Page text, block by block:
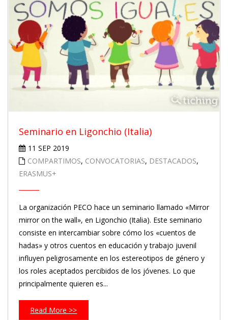
Seminario en Ligonchio (Italia)
11 SEP 2019
COMPARTIMOS, CONVOCATORIAS, DESTACADOS,
ERASMUS+
La organización PECO hace un seminario llamado «Mirror
mirror on the wall», en Ligonchio (Italia). Este seminario
consiste en intercambiar sobre cómo los «cuentos de
hadas» y otros cuentos en educación y trabajo juvenil
influyen peligrosamente en los estereotipos de género y
los roles aceptados percibidos de los jóvenes. Lo que
principalmente quieren es...
Read More >>